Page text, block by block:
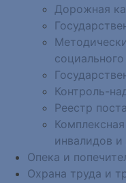
Дорожная
Контроль-
Реестр
инвалидов
Опека и
Охрана труда и